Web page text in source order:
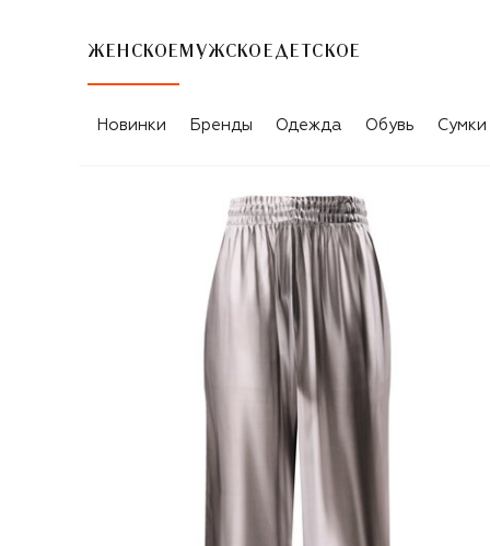
ЖЕНСКОЕ МУЖСКОЕ ДЕТСКОЕ
Новинки Бренды Одежда Обувь Сумки